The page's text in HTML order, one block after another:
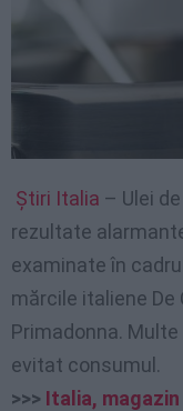
Știri Italia – Ulei
rezultate
examinate în
mărcile italiene De
Primadonna.
evitat consumul.
>>> Italia,